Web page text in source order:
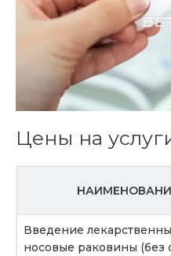
Цены на
Введение
носовые раковины (без